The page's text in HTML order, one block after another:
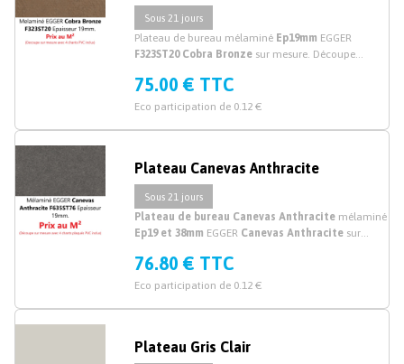
Sous 21 jours
Plateau de bureau mélaminé Ep19mm EGGER
F323ST20 Cobra Bronze sur mesure. Découpe
75.00 € TTC
Eco participation de 0.12 €
Sous 21 jours
Plateau Canevas Anthracite
Plateau de bureau Canevas Anthracite mélaminé
Ep19 et 38mm EGGER Canevas Anthracite sur
Anthracite sur mesure.
76.80 € TTC
Eco participation de 0.12 €
Plateau Gris Clair